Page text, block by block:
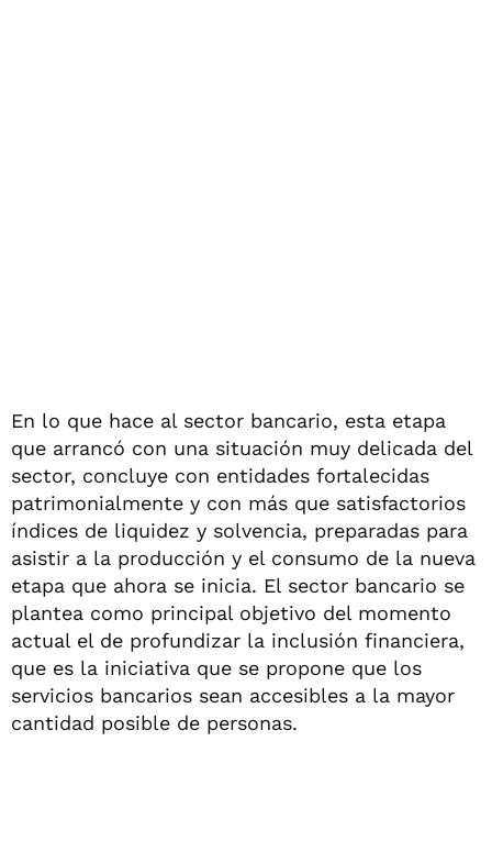
En lo que hace al sector bancario, esta etapa
que arrancó con una situación muy delicada del
sector, concluye con entidades fortalecidas
patrimonialmente y con más que satisfactorios
índices de liquidez y solvencia, preparadas para
asistir a la producción y el consumo de la nueva
etapa que ahora se inicia. El sector bancario se
plantea como principal objetivo del momento
actual el de profundizar la inclusión financiera,
que es la iniciativa que se propone que los
servicios bancarios sean accesibles a la mayor
cantidad posible de personas.